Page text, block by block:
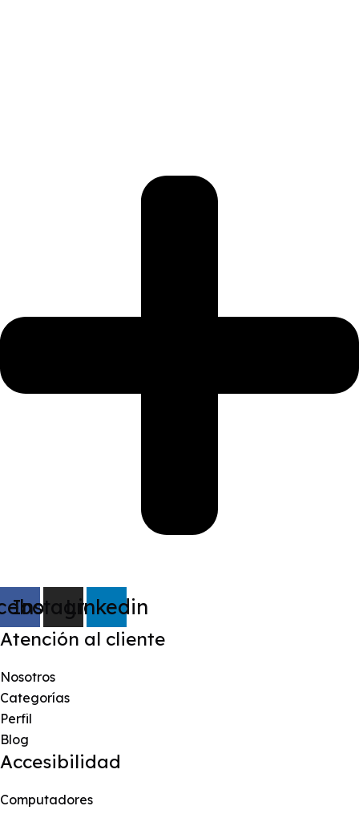
Instagram
Linkedin
Atención al cliente
Nosotros
Categorías
Perfil
Blog
Accesibilidad
Computadores